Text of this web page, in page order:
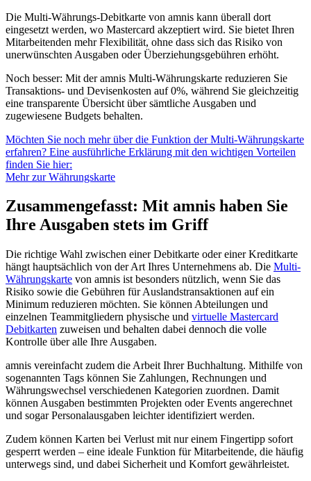
Die Multi-Währungs-Debitkarte von amnis kann überall dort
eingesetzt werden, wo Mastercard akzeptiert wird. Sie bietet Ihren
Mitarbeitenden mehr Flexibilität, ohne dass sich das Risiko von
unerwünschten Ausgaben oder Überziehungsgebühren erhöht.
Noch besser: Mit der amnis Multi-Währungskarte reduzieren Sie
Transaktions- und Devisenkosten auf 0%, während Sie gleichzeitig
eine transparente Übersicht über sämtliche Ausgaben und
zugewiesene Budgets behalten.
Möchten Sie noch mehr über die Funktion der Multi-Währungskarte
erfahren? Eine ausführliche Erklärung mit den wichtigen Vorteilen
finden Sie hier:
Mehr zur Währungskarte
Zusammengefasst: Mit amnis haben Sie
Ihre Ausgaben stets im Griff
Die richtige Wahl zwischen einer Debitkarte oder einer Kreditkarte
hängt hauptsächlich von der Art Ihres Unternehmens ab. Die Multi-
Währungskarte von amnis ist besonders nützlich, wenn Sie das
Risiko sowie die Gebühren für Auslandstransaktionen auf ein
Minimum reduzieren möchten. Sie können Abteilungen und
einzelnen Teammitgliedern physische und virtuelle Mastercard
Debitkarten zuweisen und behalten dabei dennoch die volle
Kontrolle über alle Ihre Ausgaben.
amnis vereinfacht zudem die Arbeit Ihrer Buchhaltung. Mithilfe von
sogenannten Tags können Sie Zahlungen, Rechnungen und
Währungswechsel verschiedenen Kategorien zuordnen. Damit
können Ausgaben bestimmten Projekten oder Events angerechnet
und sogar Personalausgaben leichter identifiziert werden.
Zudem können Karten bei Verlust mit nur einem Fingertipp sofort
gesperrt werden – eine ideale Funktion für Mitarbeitende, die häufig
unterwegs sind, und dabei Sicherheit und Komfort gewährleistet.